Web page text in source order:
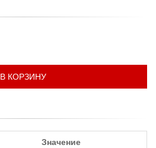
В КОРЗИНУ
Значение